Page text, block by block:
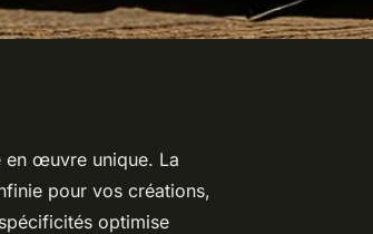
en œuvre unique. La
pour vos créations,
optimise